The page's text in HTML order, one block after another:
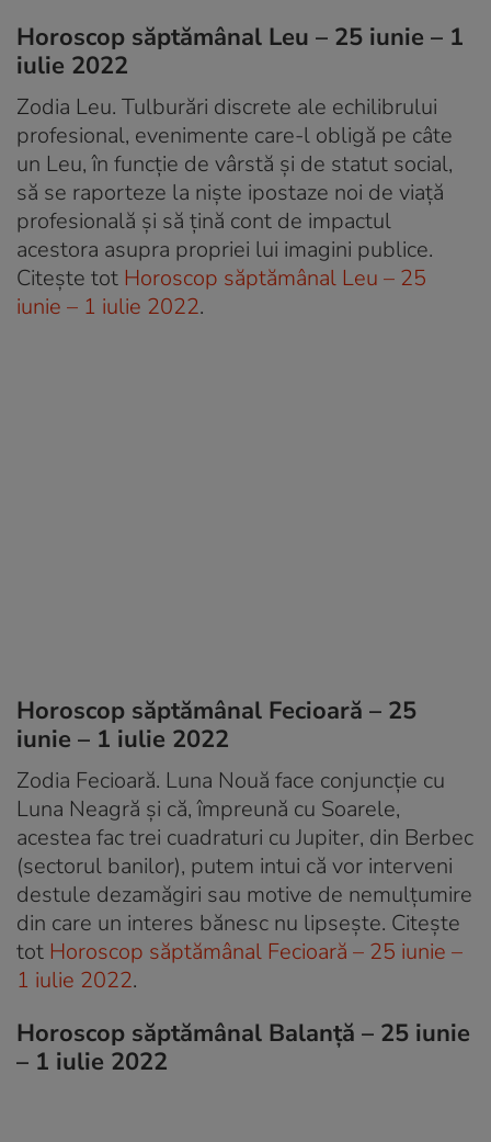
Horoscop săptămânal Leu – 25 iunie – 1
iulie 2022
Zodia Leu. Tulburări discrete ale echilibrului
profesional, evenimente care-l obligă pe câte
un Leu, în funcție de vârstă și de statut social,
să se raporteze la niște ipostaze noi de viață
profesională și să țină cont de impactul
acestora asupra propriei lui imagini publice.
Citește tot Horoscop săptămânal Leu – 25
iunie – 1 iulie 2022.
Horoscop săptămânal Fecioară – 25
iunie – 1 iulie 2022
Zodia Fecioară. Luna Nouă face conjuncție cu
Luna Neagră și că, împreună cu Soarele,
acestea fac trei cuadraturi cu Jupiter, din Berbec
(sectorul banilor), putem intui că vor interveni
destule dezamăgiri sau motive de nemulțumire
din care un interes bănesc nu lipsește. Citește
tot Horoscop săptămânal Fecioară – 25 iunie –
1 iulie 2022.
Horoscop săptămânal Balanță – 25 iunie
– 1 iulie 2022